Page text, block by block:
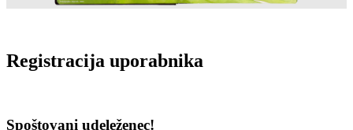
Registracija uporabnika
Spoštovani udeleženec!